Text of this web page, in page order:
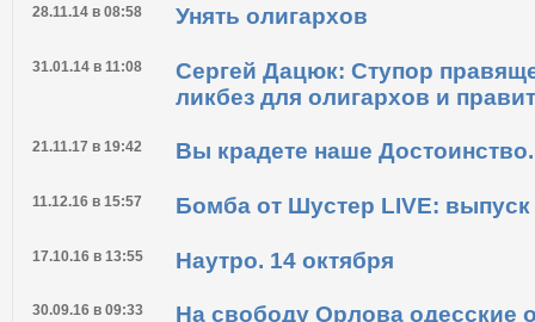
28.11.14 в 08:58 Унять олигархов
31.01.14 в 11:08
Сергей Дацюк: Ступор
ликбез для олигархов и
21.11.17 в 19:42 Вы крадете наше
11.12.16 в 15:57 Бомба от Шустер LIVE: выпуск
17.10.16 в 13:55 Наутро. 14 октября
30.09.16 в 09:33 На свободу Орлова одесские